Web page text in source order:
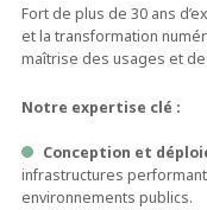
Fort de plus de 30 ans
et la transformation
maîtrise des usages et
Notre expertise clé :
Conception et
infrastructures
environnements publics.